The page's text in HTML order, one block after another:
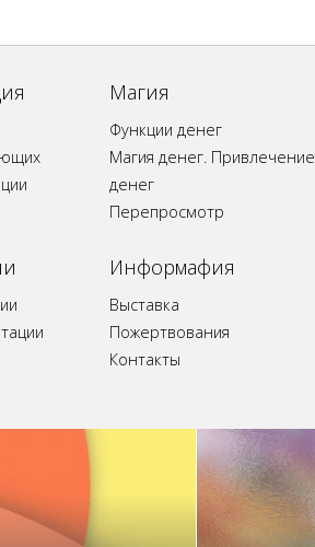
Магия
Функции денег
Магия денег. Привлечение
денег
Перепросмотр
Информафия
Выставка
Пожертвования
Контакты